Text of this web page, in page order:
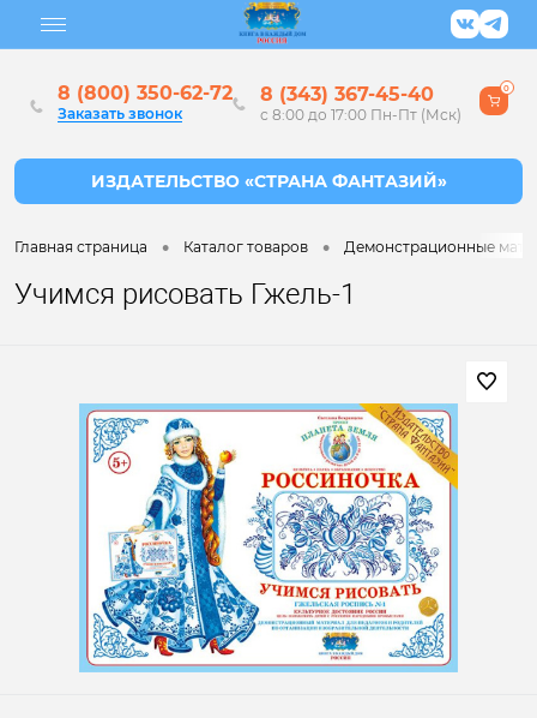
8 (800) 350-62-72
Заказать звонок
8 (343) 367-45-40
с 8:00 до 17:00 Пн-Пт (Мск)
0
Главная страница • Каталог товаров • Демонстрационные
Учимся рисовать Гжель-1